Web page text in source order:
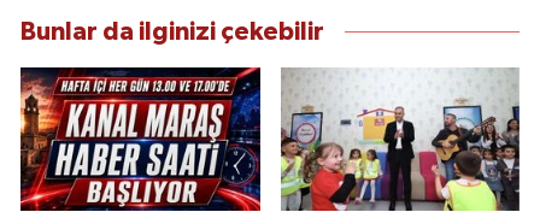
Bunlar da ilginizi çekebilir